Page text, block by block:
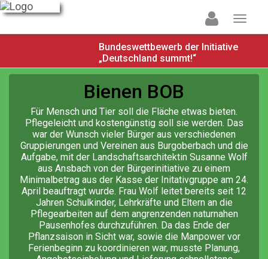
Bundeswettbewerb der Initiative
„Deutschland summt!“
Bienen BOB
Für Mensch und Tier soll die Fläche etwas bieten.
Pflegeleicht und kostengünstig soll sie werden. Das
war der Wunsch vieler Bürger aus verschiedenen
Gruppierungen und Vereinen aus Burgoberbach und die
Aufgabe, mit der Landschaftsarchitektin Susanne Wolf
aus Ansbach von der Bürgerinitiative zu einem
Minimalbetrag aus der Kasse der Initativgruppe am 24.
April beauftragt wurde. Frau Wolf leitet bereits seit 12
Jahren Schulkinder, Lehrkräfte und Eltern an die
Pflegearbeiten auf dem angrenzenden naturnahen
Pausenhofes durchzuführen. Da das Ende der
Pflanzsaison in Sicht war, sowie die Manpower vor
Ferienbeginn zu koordinieren war, musste Planung,